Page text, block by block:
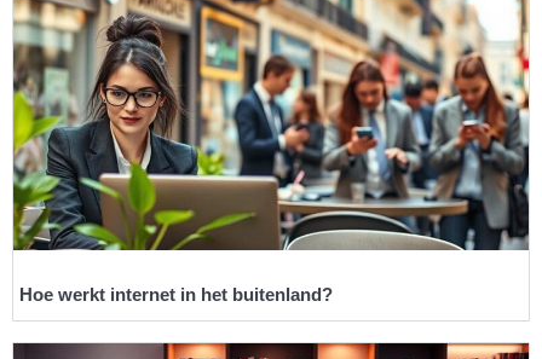
Hoe werkt internet in het buitenland?